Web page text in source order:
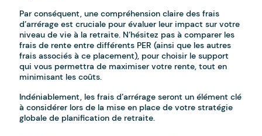
Par conséquent, une compréhension claire des frais
d’arrérage est cruciale pour évaluer leur impact sur votre
niveau de vie à la retraite. N’hésitez pas à comparer les
frais de rente entre différents PER (ainsi que les autres
frais associés à ce placement), pour choisir le support
qui vous permettra de maximiser votre rente, tout en
minimisant les coûts.
Indéniablement, les frais d’arrérage seront un élément clé
à considérer lors de la mise en place de votre stratégie
globale de planification de retraite.